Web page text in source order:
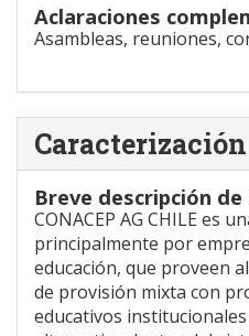
Aclaraciones
Asambleas, reuniones,
Caracterización
Breve descripción
CONACEP AG CHILE es
principalmente por
educación, que proveen
de provisión mixta con
educativos